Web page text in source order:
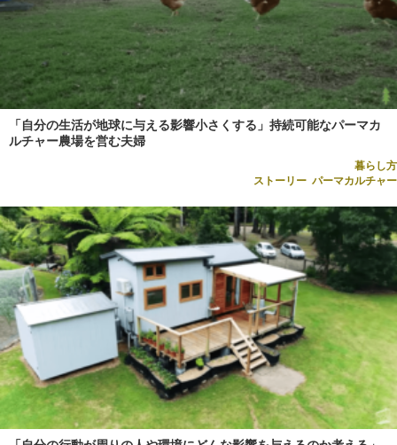
「自分の生活が地球に与える影響小さくする」持続可能なパーマカ
ルチャー農場を営む夫婦
暮らし方
ストーリー パーマカルチャー